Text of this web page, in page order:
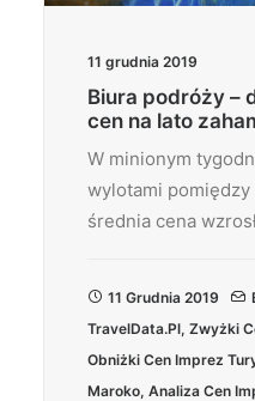
11 grudnia 2019
Biura podróży –
cen na lato
W minionym
wylotami
średnia cena
11 Grudnia 2019
TravelData.pl, Zwyżki
Obniżki Cen Imprez
Maroko, Analiza Cen